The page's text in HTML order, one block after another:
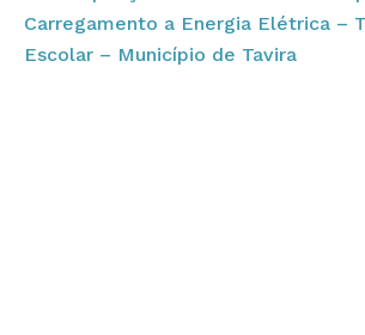
Carregamento a Energia Elétrica –
Escolar – Município de Tavira